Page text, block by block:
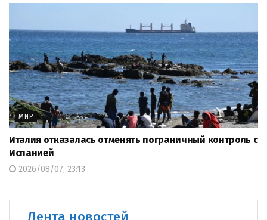
МИР
Италия отказалась отменять пограничный контроль с
Испанией
2026/08/07, 23:13